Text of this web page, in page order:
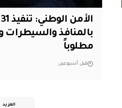
مطلوباً
قبل أسبوعين
المزيد